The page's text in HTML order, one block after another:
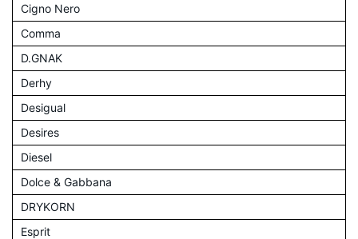
Cigno Nero
Comma
D.GNAK
Derhy
Desigual
Desires
Diesel
Dolce & Gabbana
DRYKORN
Esprit